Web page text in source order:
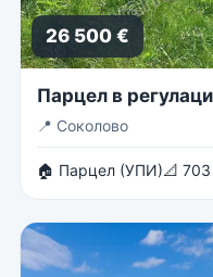
26 500 €
Парцел в
📍 Соколово
🏠 Парцел (УПИ)📐